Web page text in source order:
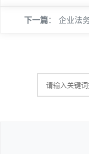
下一篇： 企业法